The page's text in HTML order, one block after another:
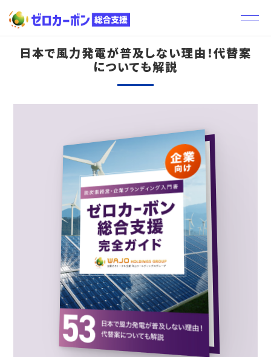
トップ 日本で風力発電が普及しない理由！代替案についても解説
日本で風力発電が普及しない理由！代替案
についても解説